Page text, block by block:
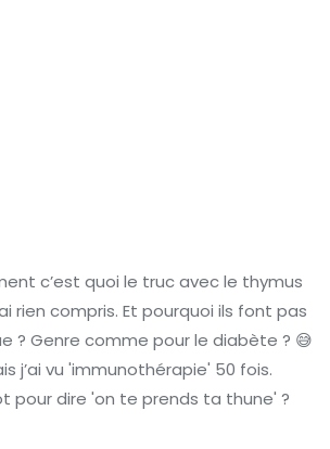
c’est quoi le truc avec le thymus
rien compris. Et pourquoi ils font pas
? Genre comme pour le diabète ? 😅
j’ai vu 'immunothérapie' 50 fois.
pour dire 'on te prends ta thune' ?